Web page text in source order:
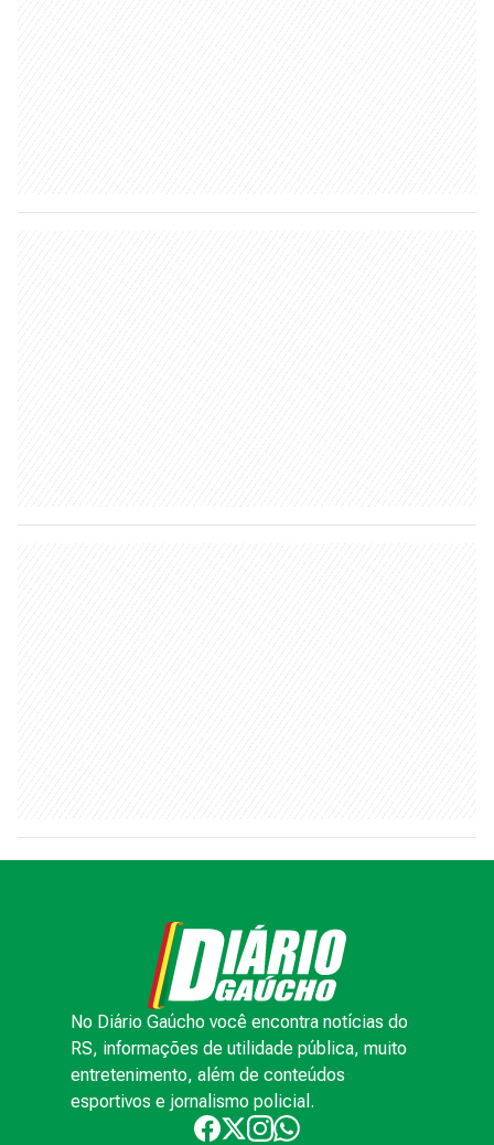
No Diário Gaúcho você encontra notícias do
RS, informações de utilidade pública, muito
entretenimento, além de conteúdos
esportivos e jornalismo policial.